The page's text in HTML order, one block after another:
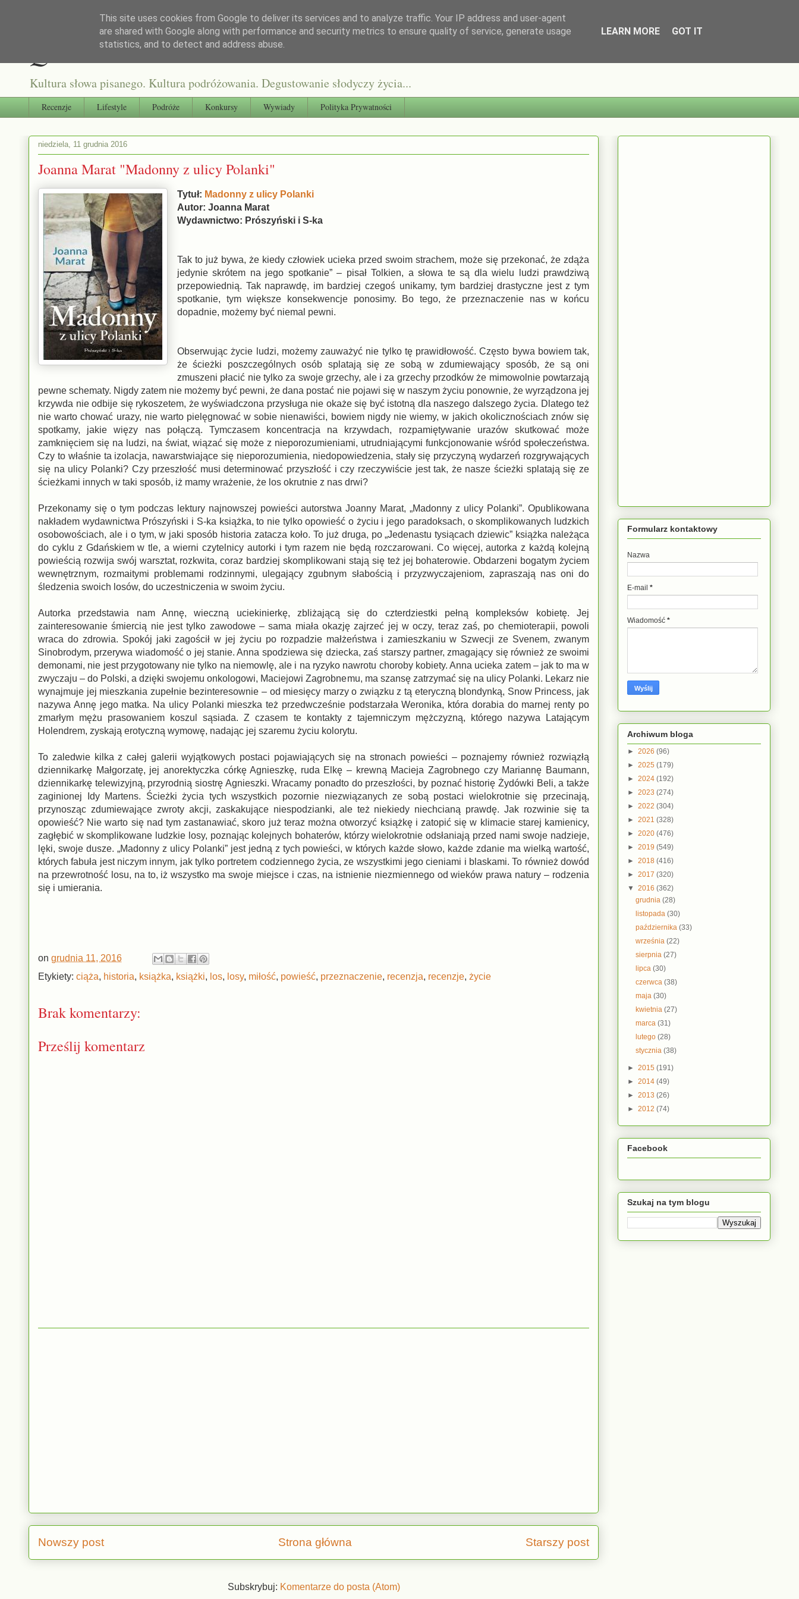
Qultura słowa
Kultura słowa pisanego. Kultura podróżowania. Degustowanie słodyczy życia...
Recenzje Lifestyle Podróże Konkursy Wywiady Polityka Prywatności
niedziela, 11 grudnia 2016
Joanna Marat "Madonny z ulicy Polanki"
Tytuł: Madonny z ulicy Polanki
Autor: Joanna Marat
Wydawnictwo: Prószyński i S-ka
Tak to już bywa, że kiedy człowiek ucieka przed swoim strachem, może się przekonać, że zdąża
jedynie skrótem na jego spotkanie” – pisał Tolkien, a słowa te są dla wielu ludzi prawdziwą
przepowiednią. Tak naprawdę, im bardziej czegoś unikamy, tym bardziej drastyczne jest z tym
spotkanie, tym większe konsekwencje ponosimy. Bo tego, że przeznaczenie nas w końcu
dopadnie, możemy być niemal pewni.
Obserwując życie ludzi, możemy zauważyć nie tylko tę prawidłowość. Często bywa bowiem tak,
że ścieżki poszczególnych osób splatają się ze sobą w zdumiewający sposób, że są oni
zmuszeni płacić nie tylko za swoje grzechy, ale i za grzechy przodków że mimowolnie powtarzają
pewne schematy. Nigdy zatem nie możemy być pewni, że dana postać nie pojawi się w naszym życiu ponownie, że wyrządzona jej
krzywda nie odbije się rykoszetem, że wyświadczona przysługa nie okaże się być istotną dla naszego dalszego życia. Dlatego też
nie warto chować urazy, nie warto pielęgnować w sobie nienawiści, bowiem nigdy nie wiemy, w jakich okolicznościach znów się
spotkamy, jakie więzy nas połączą. Tymczasem koncentracja na krzywdach, rozpamiętywanie urazów skutkować może
zamknięciem się na ludzi, na świat, wiązać się może z nieporozumieniami, utrudniającymi funkcjonowanie wśród społeczeństwa.
Czy to właśnie ta izolacja, nawarstwiające się nieporozumienia, niedopowiedzenia, stały się przyczyną wydarzeń rozgrywających
się na ulicy Polanki? Czy przeszłość musi determinować przyszłość i czy rzeczywiście jest tak, że nasze ścieżki splatają się ze
ścieżkami innych w taki sposób, iż mamy wrażenie, że los okrutnie z nas drwi?
Przekonamy się o tym podczas lektury najnowszej powieści autorstwa Joanny Marat, „Madonny z ulicy Polanki”. Opublikowana
nakładem wydawnictwa Prószyński i S-ka książka, to nie tylko opowieść o życiu i jego paradoksach, o skomplikowanych ludzkich
osobowościach, ale i o tym, w jaki sposób historia zatacza koło. To już druga, po „Jedenastu tysiącach dziewic” książka należąca
do cyklu z Gdańskiem w tle, a wierni czytelnicy autorki i tym razem nie będą rozczarowani. Co więcej, autorka z każdą kolejną
powieścią rozwija swój warsztat, rozkwita, coraz bardziej skomplikowani stają się też jej bohaterowie. Obdarzeni bogatym życiem
wewnętrznym, rozmaitymi problemami rodzinnymi, ulegający zgubnym słabością i przyzwyczajeniom, zapraszają nas oni do
śledzenia swoich losów, do uczestniczenia w swoim życiu.
Autorka przedstawia nam Annę, wieczną uciekinierkę, zbliżającą się do czterdziestki pełną kompleksów kobietę. Jej
zainteresowanie śmiercią nie jest tylko zawodowe – sama miała okazję zajrzeć jej w oczy, teraz zaś, po chemioterapii, powoli
wraca do zdrowia. Spokój jaki zagościł w jej życiu po rozpadzie małżeństwa i zamieszkaniu w Szwecji ze Svenem, zwanym
Sinobrodym, przerywa wiadomość o jej stanie. Anna spodziewa się dziecka, zaś starszy partner, zmagający się również ze swoimi
demonami, nie jest przygotowany nie tylko na niemowlę, ale i na ryzyko nawrotu choroby kobiety. Anna ucieka zatem – jak to ma w
zwyczaju – do Polski, a dzięki swojemu onkologowi, Maciejowi Zagrobnemu, ma szansę zatrzymać się na ulicy Polanki. Lekarz nie
wynajmuje jej mieszkania zupełnie bezinteresownie – od miesięcy marzy o związku z tą eteryczną blondynką, Snow Princess, jak
nazywa Annę jego matka. Na ulicy Polanki mieszka też przedwcześnie podstarzała Weronika, która dorabia do marnej renty po
zmarłym mężu prasowaniem koszul sąsiada. Z czasem te kontakty z tajemniczym mężczyzną, którego nazywa Latającym
Holendrem, zyskają erotyczną wymowę, nadając jej szaremu życiu kolorytu.
To zaledwie kilka z całej galerii wyjątkowych postaci pojawiających się na stronach powieści – poznajemy również rozwiązłą
dziennikarkę Małgorzatę, jej anorektyczka córkę Agnieszkę, ruda Elkę – krewną Macieja Zagrobnego czy Mariannę Baumann,
dziennikarkę telewizyjną, przyrodnią siostrę Agnieszki. Wracamy ponadto do przeszłości, by poznać historię Żydówki Beli, a także
zaginionej Idy Martens. Ścieżki życia tych wszystkich pozornie niezwiązanych ze sobą postaci wielokrotnie się przecinają,
przynosząc zdumiewające zwroty akcji, zaskakujące niespodzianki, ale też niekiedy niechcianą prawdę. Jak rozwinie się ta
opowieść? Nie warto się nad tym zastanawiać, skoro już teraz można otworzyć książkę i zatopić się w klimacie starej kamienicy,
zagłębić w skomplikowane ludzkie losy, poznając kolejnych bohaterów, którzy wielokrotnie odsłaniają przed nami swoje nadzieje,
lęki, swoje dusze. „Madonny z ulicy Polanki” jest jedną z tych powieści, w których każde słowo, każde zdanie ma wielką wartość,
których fabuła jest niczym innym, jak tylko portretem codziennego życia, ze wszystkimi jego cieniami i blaskami. To również dowód
na przewrotność losu, na to, iż wszystko ma swoje miejsce i czas, na istnienie niezmiennego od wieków prawa natury – rodzenia
się i umierania.
on grudnia 11, 2016
Etykiety: ciąża, historia, książka, książki, los, losy, miłość, powieść, przeznaczenie, recenzja, recenzje, życie
Brak komentarzy:
Prześlij komentarz
Nowszy post Starszy post
Strona główna
Subskrybuj: Komentarze do posta (Atom)
Formularz kontaktowy
Nazwa
E-mail *
Wiadomość *
Archiwum bloga
► 2026 (96)
► 2025 (179)
► 2024 (192)
► 2023 (274)
► 2022 (304)
► 2021 (328)
► 2020 (476)
► 2019 (549)
► 2018 (416)
► 2017 (320)
▼ 2016 (362)
grudnia(28)
listopada(30)
października(33)
września(22)
sierpnia(27)
lipca(30)
czerwca(38)
maja(30)
kwietnia(27)
marca(31)
lutego(28)
stycznia(38)
► 2015 (191)
► 2014 (49)
► 2013 (26)
► 2012 (74)
Facebook
Szukaj na tym blogu
This site uses cookies from Google to deliver its services and to analyze traffic. Your IP address and user-agent
are shared with Google along with performance and security metrics to ensure quality of service, generate usage
statistics, and to detect and address abuse.
LEARN MORE GOT IT